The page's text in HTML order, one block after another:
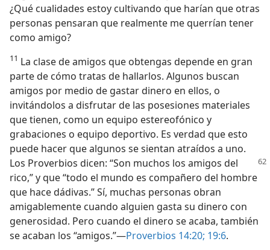
¿Qué cualidades estoy cultivando que harían que otras
personas pensaran que realmente me querrían tener
como amigo?
11 La clase de amigos que obtengas depende en gran
parte de cómo tratas de hallarlos. Algunos buscan
amigos por medio de gastar dinero en ellos, o
invitándolos a disfrutar de las posesiones materiales
que tienen, como un equipo estereofónico y
grabaciones o equipo deportivo. Es verdad que esto
puede hacer que algunos se sientan atraídos a uno.
Los Proverbios dicen: “Son muchos los amigos del
rico,” y que “todo el mundo es compañero del hombre
que hace dádivas.” Sí, muchas personas obran
amigablemente cuando alguien gasta su dinero con
generosidad. Pero cuando el dinero se acaba, también
se acaban los “amigos.”—Proverbios 14:20; 19:6.